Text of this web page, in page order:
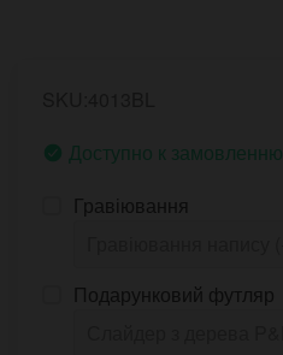
Доступно к замовленню
Гравіювання
Подарунковий футляр